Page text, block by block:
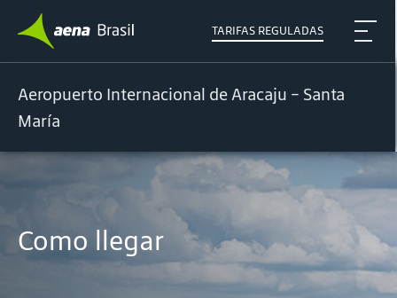
TARIFAS REGULADAS
Aeropuerto Internacional de Aracaju - Santa
María
Como llegar